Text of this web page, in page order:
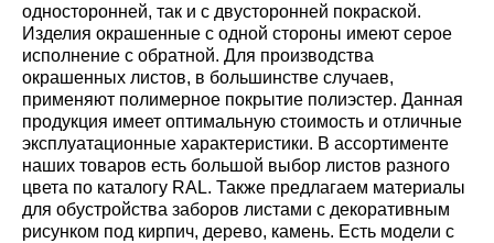
односторонней, так и с двусторонней покраской.
Изделия окрашенные с одной стороны имеют серое
исполнение с обратной. Для производства
окрашенных листов, в большинстве случаев,
применяют полимерное покрытие полиэстер. Данная
продукция имеет оптимальную стоимость и отличные
эксплуатационные характеристики. В ассортименте
наших товаров есть большой выбор листов разного
цвета по каталогу RAL. Также предлагаем материалы
для обустройства заборов листами с декоративным
рисунком под кирпич, дерево, камень. Есть модели с